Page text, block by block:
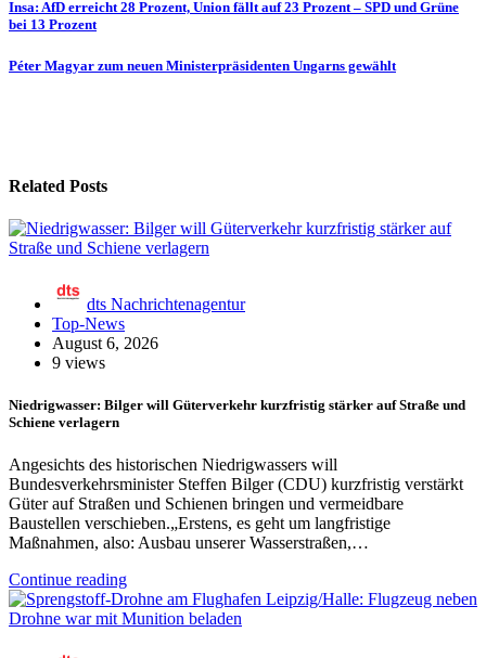
Beitragsnavigation
Insa: AfD erreicht 28 Prozent, Union fällt auf 23 Prozent – SPD und Grüne
bei 13 Prozent
Péter Magyar zum neuen Ministerpräsidenten Ungarns gewählt
Related Posts
dts Nachrichtenagentur
Top-News
August 6, 2026
9 views
Niedrigwasser: Bilger will Güterverkehr kurzfristig stärker auf Straße und
Schiene verlagern
Angesichts des historischen Niedrigwassers will
Bundesverkehrsminister Steffen Bilger (CDU) kurzfristig verstärkt
Güter auf Straßen und Schienen bringen und vermeidbare
Baustellen verschieben.„Erstens, es geht um langfristige
Maßnahmen, also: Ausbau unserer Wasserstraßen,…
Continue reading